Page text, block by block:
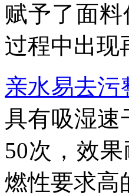
赋予了面
过程中出现
亲水易去污
具有吸湿速
50次，效
燃性要求高